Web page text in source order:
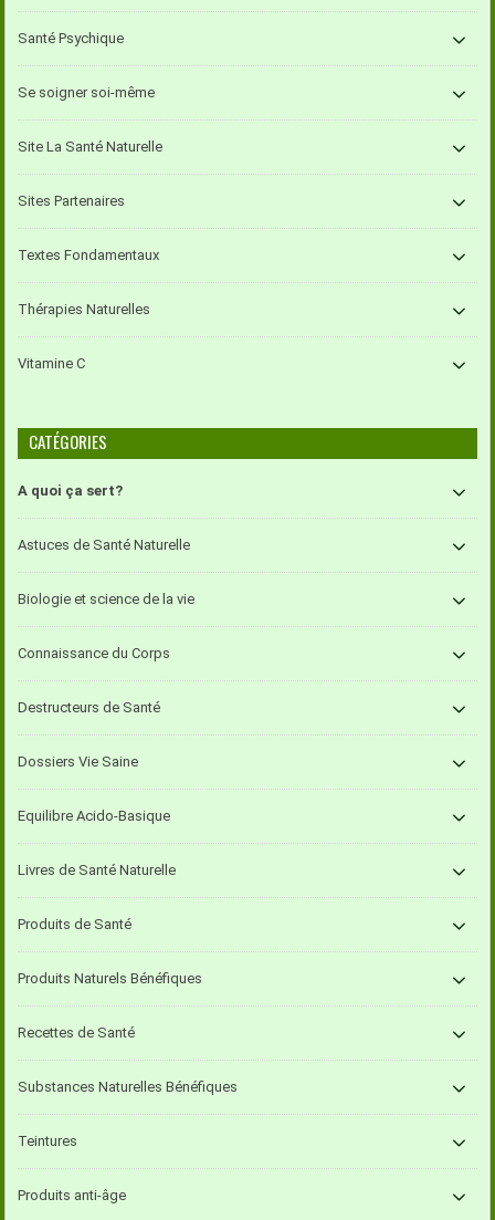
Santé Psychique
Se soigner soi-même
Site La Santé Naturelle
Sites Partenaires
Textes Fondamentaux
Thérapies Naturelles
Vitamine C
CATÉGORIES
A quoi ça sert?
Astuces de Santé Naturelle
Biologie et science de la vie
Connaissance du Corps
Destructeurs de Santé
Dossiers Vie Saine
Equilibre Acido-Basique
Livres de Santé Naturelle
Produits de Santé
Produits Naturels Bénéfiques
Recettes de Santé
Substances Naturelles Bénéfiques
Teintures
Produits anti-âge